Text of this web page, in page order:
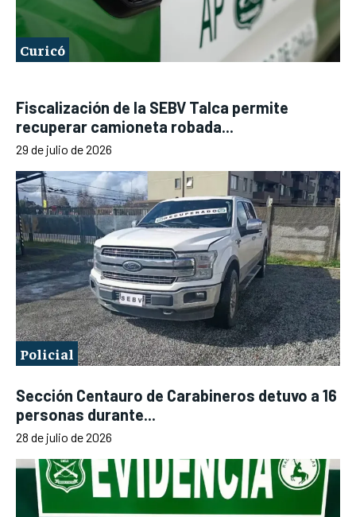
Curicó
Fiscalización de la SEBV Talca permite
recuperar camioneta robada...
29 de julio de 2026
Policial
Sección Centauro de Carabineros detuvo a 16
personas durante...
28 de julio de 2026